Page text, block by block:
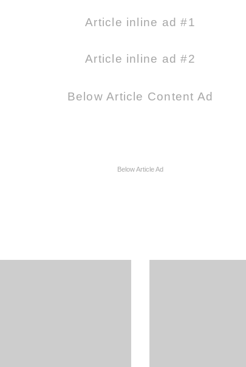
Article inline ad #1
Article inline ad #2
Below Article Content Ad
Below Article Ad